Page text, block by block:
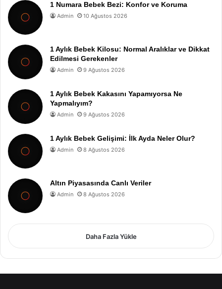
1 Numara Bebek Bezi: Konfor ve Koruma
Admin 10 Ağustos 2026
1 Aylık Bebek Kilosu: Normal Aralıklar ve Dikkat
Edilmesi Gerekenler
Admin 9 Ağustos 2026
1 Aylık Bebek Kakasını Yapamıyorsa Ne
Yapmalıyım?
Admin 9 Ağustos 2026
1 Aylık Bebek Gelişimi: İlk Ayda Neler Olur?
Admin 8 Ağustos 2026
Altın Piyasasında Canlı Veriler
Admin 8 Ağustos 2026
Daha Fazla Yükle